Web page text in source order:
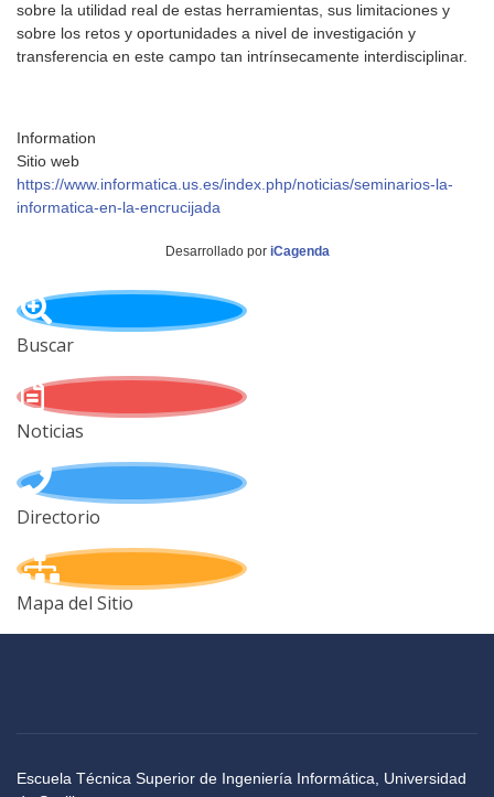
sobre la utilidad real de estas herramientas, sus limitaciones y
sobre los retos y oportunidades a nivel de investigación y
transferencia en este campo tan intrínsecamente interdisciplinar.
Information
Sitio web
https://www.informatica.us.es/index.php/noticias/seminarios-la-
informatica-en-la-encrucijada
Desarrollado por iCagenda
Buscar
Noticias
Directorio
Mapa del Sitio
Escuela Técnica Superior de Ingeniería Informática, Universidad